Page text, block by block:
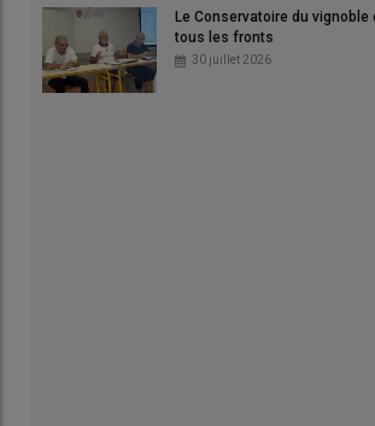
Le Conservatoire du
tous les fronts
30 juillet 2026